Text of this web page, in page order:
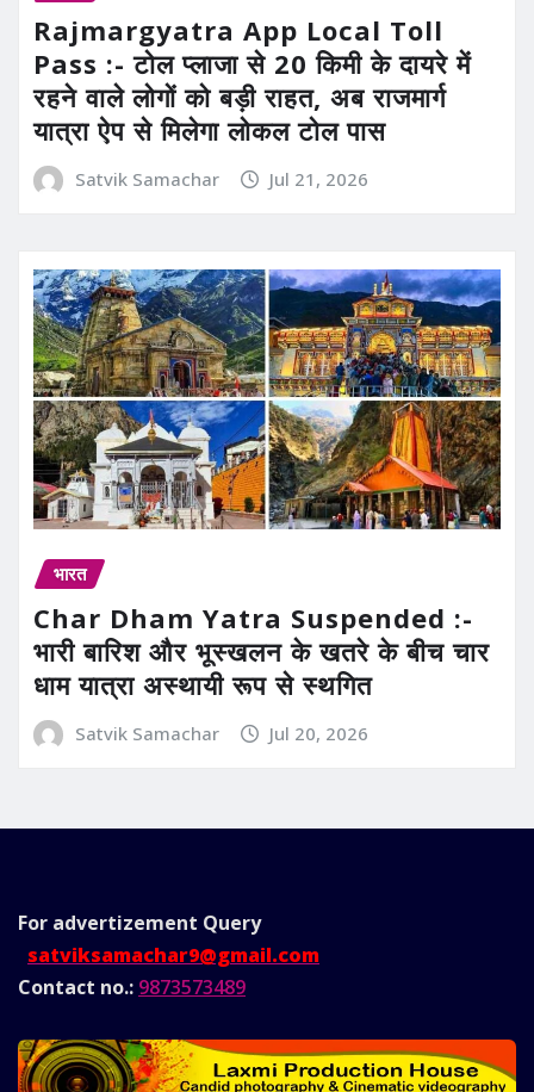
Rajmargyatra App Local Toll
Pass :- टोल प्लाजा से 20 किमी के दायरे में
रहने वाले लोगों को बड़ी राहत, अब राजमार्ग
यात्रा ऐप से मिलेगा लोकल टोल पास
Satvik Samachar Jul 21, 2026
भारत
Char Dham Yatra Suspended :-
भारी बारिश और भूस्खलन के खतरे के बीच चार
धाम यात्रा अस्थायी रूप से स्थगित
Satvik Samachar Jul 20, 2026
For advertizement Query
satviksamachar9@gmail.com
Contact no.: 9873573489